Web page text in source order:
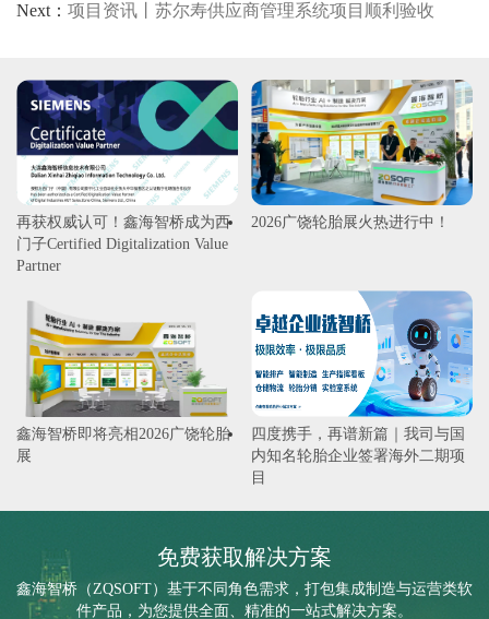
Next： 项目资讯丨苏尔寿供应商管理系统项目顺利验收
再获权威认可！鑫海智桥成为西
门子Certified Digitalization Value
Partner
2026广饶轮胎展火热进行中！
鑫海智桥即将亮相2026广饶轮胎
展
四度携手，再谱新篇｜我司与国
内知名轮胎企业签署海外二期项
目
免费获取解决方案
鑫海智桥（ZQSOFT）基于不同角色需求，打包集成制造与运营类软
件产品，为您提供全面、精准的一站式解决方案。